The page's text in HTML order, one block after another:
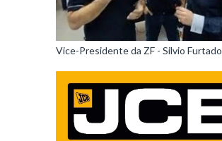
Vice-Presidente da ZF - Silvio Furtado